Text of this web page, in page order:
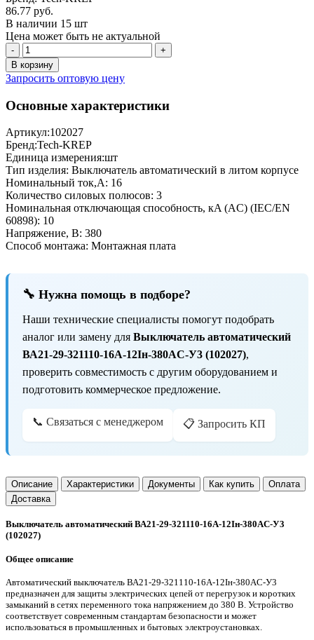
86.77 руб.
В наличии 15 шт
Цена может быть не актуальной
-
+
В корзину
Запросить оптовую цену
Основные характеристики
Артикул:102027
Бренд:Tech-KREP
Единица измерения:шт
Тип изделия: Выключатель автоматический в литом корпусе
Номинальный ток,А: 16
Количество силовых полюсов: 3
Номинальная отключающая способность, кA (AC) (IEC/EN
60898): 10
Напряжение, В: 380
Способ монтажа: Монтажная плата
🔧 Нужна помощь в подборе?
Наши технические специалисты помогут подобрать
аналог или замену для Выключатель автоматический
ВА21-29-321110-16А-12Iн-380AC-У3 (102027),
проверить совместимость с другим оборудованием и
подготовить коммерческое предложение.
📞 Связаться с менеджером 📋 Запросить КП
Описание Характеристики Документы Как купить
Оплата
Доставка
Выключатель автоматический ВА21-29-321110-16А-12Iн-380AC-У3
(102027)
Общее описание
Автоматический выключатель ВА21-29-321110-16А-12Iн-380AC-У3
предназначен для защиты электрических цепей от перегрузок и коротких
замыканий в сетях переменного тока напряжением до 380 В. Устройство
соответствует современным стандартам безопасности и может
использоваться в промышленных и бытовых электроустановках.